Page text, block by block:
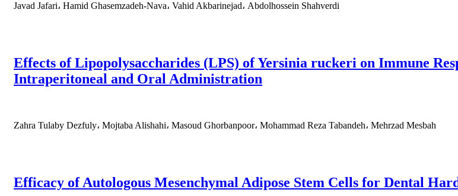
Javad Jafari، Hamid Ghasemzadeh-Nava، Vahid Akbarinejad، Abdolhossein Shahverdi
Effects of Lipopolysaccharides (LPS) of Yersinia ruckeri on Immune
Intraperitoneal and Oral Administration
Zahra Tulaby Dezfuly، Mojtaba Alishahi، Masoud Ghorbanpoor، Mohammad Reza Tabandeh، Mehrzad Mesbah
Efficacy of Autologous Mesenchymal Adipose Stem Cells for Dental